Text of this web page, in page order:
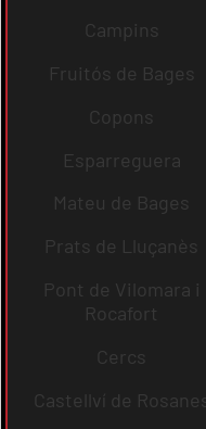
Campins
Fruitós de Bages
Copons
Esparreguera
Mateu de Bages
Prats de Lluçanès
Pont de Vilomara i
Rocafort
Cercs
Castellví de